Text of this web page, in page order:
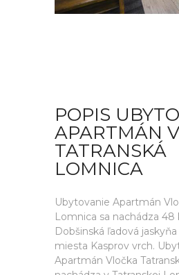
POPIS
APARTMÁN
TATRANSKÁ
LOMNICA
Ubytovanie Apartmán
Lomnica sa nachádza
Dobšinská ľadová
miesta Kasprov vrch.
Apartmán Vločka